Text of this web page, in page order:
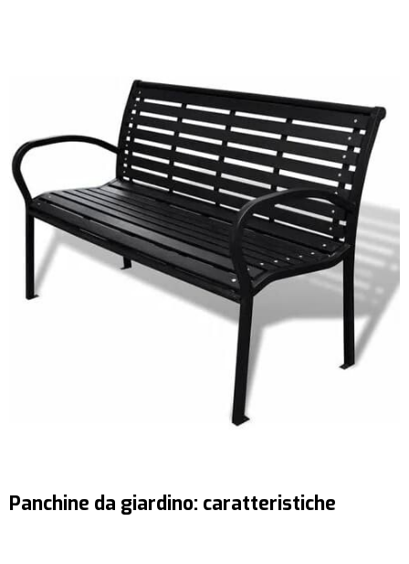
Panchine da giardino: caratteristiche